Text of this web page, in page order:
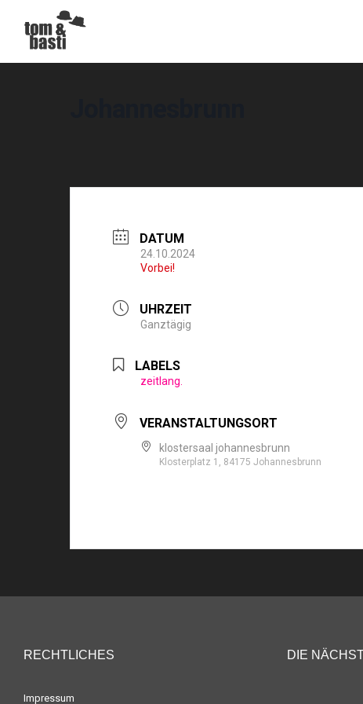
DATUM
24.10.2024
Vorbei!
UHRZEIT
Ganztägig
LABELS
zeitlang.
VERANSTALTUNGSORT
klostersaal johannesbrunn
Klosterplatz 1, 84175 Johannesbrunn
RECHTLICHES
Impressum
DIE